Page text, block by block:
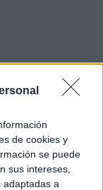
de cookies y
se puede
sus intereses,
adaptadas a